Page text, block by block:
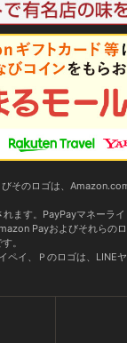
そのロゴは、
ます。PayPayマネーライ
Payおよびそれらの
。
ペイ、Ｐのロゴは、LINE